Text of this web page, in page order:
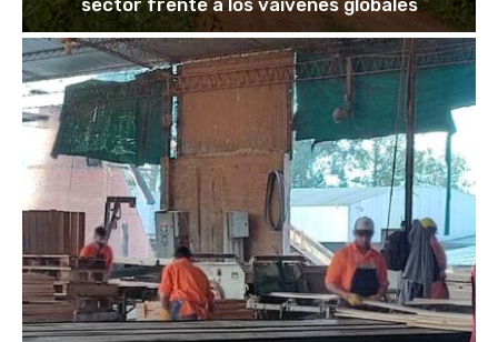
sector frente a los vaivenes globales